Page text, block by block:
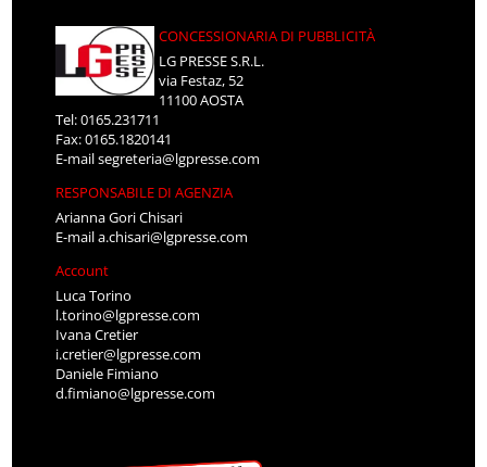
CONCESSIONARIA DI PUBBLICITÀ
LG PRESSE S.R.L.
via Festaz, 52
11100 AOSTA
Tel: 0165.231711
Fax: 0165.1820141
E-mailsegreteria@lgpresse.com
RESPONSABILE DI AGENZIA
Arianna Gori Chisari
E-maila.chisari@lgpresse.com
Account
Luca Torino
l.torino@lgpresse.com
Ivana Cretier
i.cretier@lgpresse.com
Daniele Fimiano
d.fimiano@lgpresse.com